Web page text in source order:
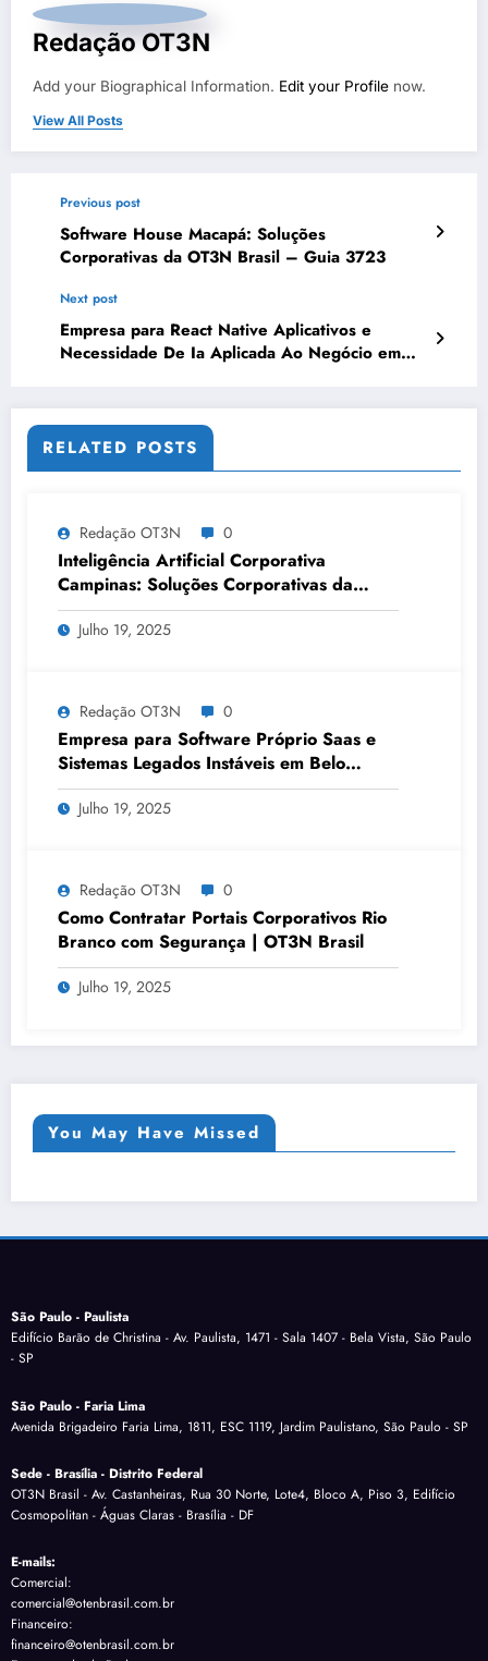
Redação OT3N
Add your Biographical Information. Edit your Profile now.
View All Posts
Previous post
Software House Macapá: Soluções
Corporativas da OT3N Brasil – Guia 3723
Next post
Empresa para React Native Aplicativos e
Necessidade De Ia Aplicada Ao Negócio em
RELATED POSTS
Redação OT3N 0
Inteligência Artificial Corporativa
Campinas: Soluções Corporativas da
OT3N Brasil – Guia 3083
Julho 19, 2025
Redação OT3N 0
Empresa para Software Próprio Saas e
Sistemas Legados Instáveis em Belo
Horizonte | OT3N Brasil – Guia 3449
Julho 19, 2025
Redação OT3N 0
Como Contratar Portais Corporativos Rio
Branco com Segurança | OT3N Brasil
Julho 19, 2025
You May Have Missed
São Paulo - Paulista
Edifício Barão de Christina - Av. Paulista, 1471 - Sala 1407 - Bela Vista, São Paulo
- SP
São Paulo - Faria Lima
Avenida Brigadeiro Faria Lima, 1811, ESC 1119, Jardim Paulistano, São Paulo - SP
Sede - Brasília - Distrito Federal
OT3N Brasil - Av. Castanheiras, Rua 30 Norte, Lote4, Bloco A, Piso 3, Edifício
Cosmopolitan - Águas Claras - Brasília - DF
E-mails:
Comercial:
comercial@otenbrasil.com.br
Financeiro:
financeiro@otenbrasil.com.br